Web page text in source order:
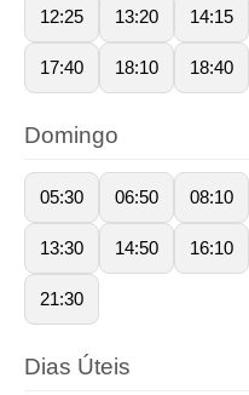
12:25 13:20 14:15
17:40 18:10 18:40
Domingo
05:30 06:50 08:10
13:30 14:50 16:10
21:30
Dias Úteis